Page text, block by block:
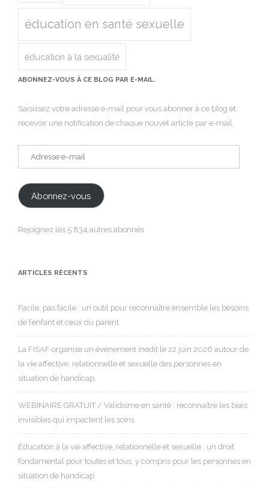
éducation en santé sexuelle
éducation à la sexualité
ABONNEZ-VOUS À CE BLOG PAR E-MAIL.
Saisissez votre adresse e-mail pour vous abonner à ce blog et
recevoir une notification de chaque nouvel article par e-mail.
Abonnez-vous
Rejoignez les 5 834 autres abonnés
ARTICLES RÉCENTS
Facile, pas facile : un outil pour reconnaître ensemble les besoins
de l’enfant et ceux du parent
La FISAF organise un événement inédit le 22 juin 2026 autour de
la vie affective, relationnelle et sexuelle des personnes en
situation de handicap.
WEBINAIRE GRATUIT / Validisme en santé : reconnaître les biais
invisibles qui impactent les soins
Éducation à la vie affective, relationnelle et sexuelle : un droit
fondamental pour toutes et tous, y compris pour les personnes en
situation de handicap